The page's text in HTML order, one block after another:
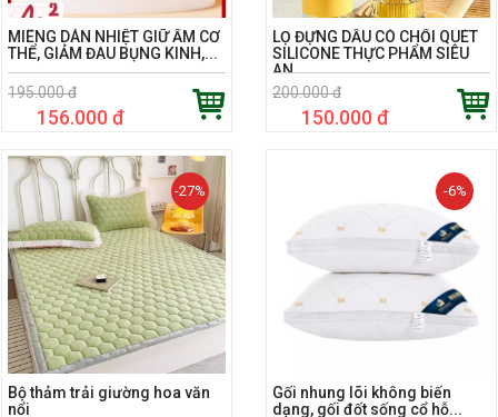
MIÊNG DÁN NHIỆT GIỮ ẤM CƠ
THỂ, GIẢM ĐAU BỤNG KINH,...
195.000 đ
156.000 đ
LỌ ĐỰNG DẦU CÓ CHỔI QUÉT
SILICONE THỰC PHẨM SIÊU
AN...
200.000 đ
150.000 đ
-27%
Bộ thảm trải giường hoa văn
nổi
-6%
Gối nhung lõi không biến
dạng, gối đốt sống cổ hỗ...